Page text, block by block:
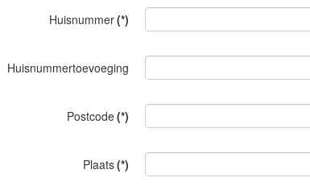
Huisnummer(*)
Huisnummertoevoeging
Postcode(*)
Plaats(*)